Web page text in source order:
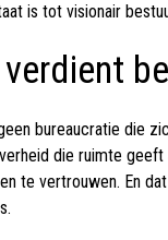
is tot visionair
bureaucratie die
die ruimte geeft
te vertrouwen. En